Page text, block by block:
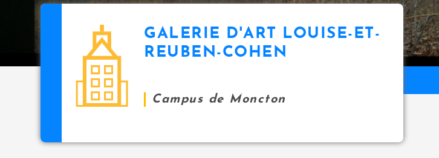
GALERIE D'ART LOUISE-ET-
REUBEN-COHEN
Campus de Moncton